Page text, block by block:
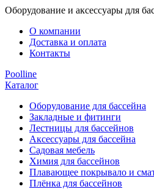
Оборудование и аксессуары для
О компании
Доставка и оплата
Контакты
Poolline
Каталог
Оборудование для бассейна
Закладные и фитинги
Лестницы для бассейнов
Аксессуары для бассейна
Садовая мебель
Химия для бассейнов
Плавающее покрывало и
Плёнка для бассейнов